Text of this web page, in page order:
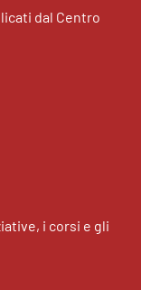
dal Centro
i corsi e gli